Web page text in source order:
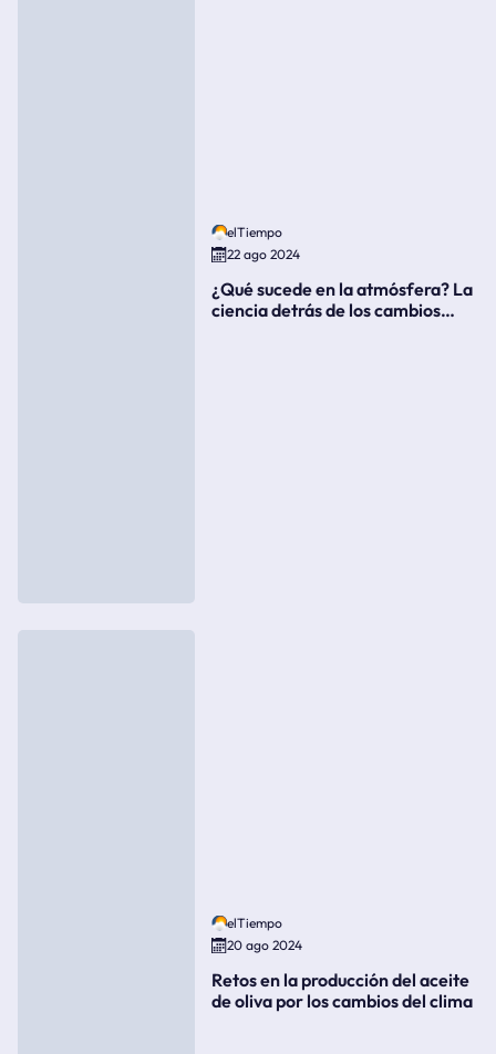
elTiempo
22 ago 2024
¿Qué sucede en la atmósfera? La
ciencia detrás de los cambios
elTiempo
20 ago 2024
Retos en la producción del aceite
de oliva por los cambios del clima